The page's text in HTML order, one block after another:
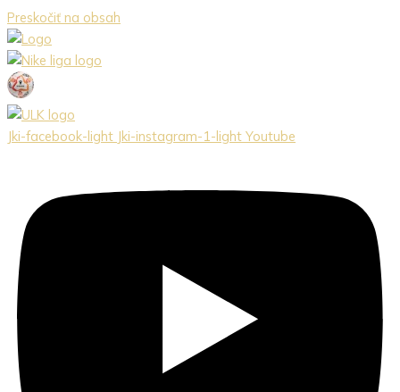
Preskočiť na obsah
Jki-facebook-light Jki-instagram-1-light Youtube